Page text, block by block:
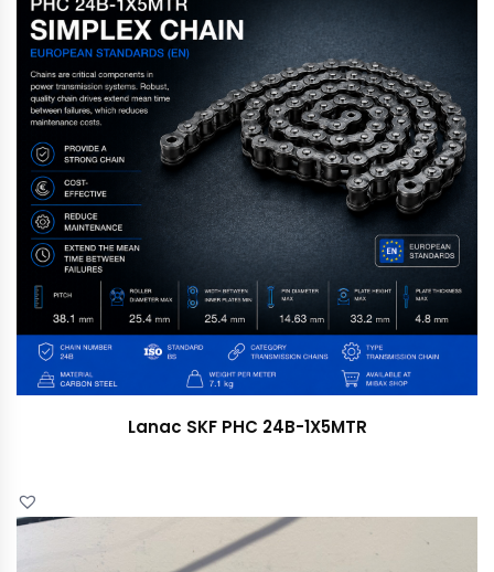
Lanac SKF PHC 24B-1X5MTR